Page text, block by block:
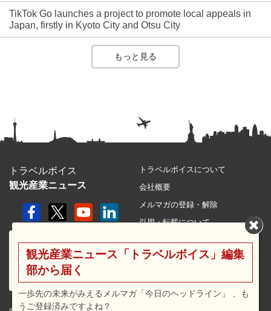
TikTok Go launches a project to promote local appeals in
Japan, firstly in Kyoto City and Otsu City
もっと見る
トラベルボイス
観光産業ニュース
トラベルボイスについて
会社概要
メルマガの登録・解除
引用・転載について
利用規約
広告メニュー・料金
観光産業ニュース「トラベルボイス」編集
部から届く
一歩先の未来がみえるメルマガ「今日のヘッドライン」 、も
うご登録済みですよね？